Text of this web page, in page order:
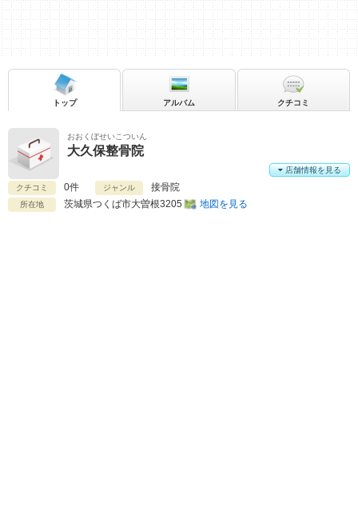
おおくぼせいこついん
大久保整骨院
クチコミ 0件 ジャンル 接骨院
所在地 茨城県つくば市大曽根3205 地図を見る
店舗情報を見る
トップ アルバム クチコミ